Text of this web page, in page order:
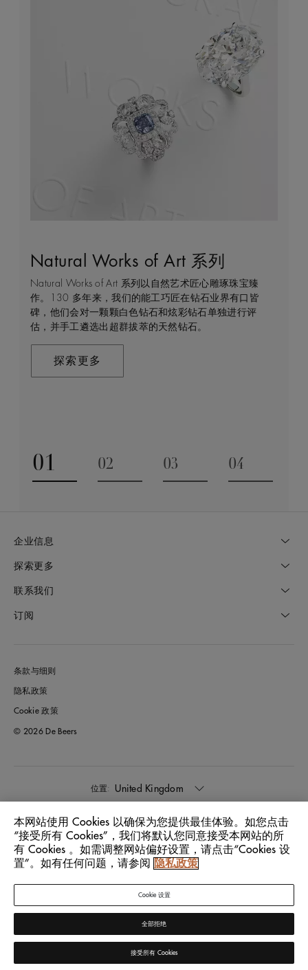
Natural Works of Art 系列
Natural Works of Art 系列以自然艺术匠心雕琢珠宝臻
作。130 多年来，我们的能工巧匠在钻石业界有口皆
碑，他们会对一颗颗白色钻石和炫彩钻石单独进行评
估，并手工遴选出超群拔萃的天然钻石。
探索更多
钻石珠宝艺术
作为开创钻石珠宝艺术的先行者，我们占据得天独厚的
优势，可监管和把控珠宝制作的整个过程，从钻石原钻
的挖掘与开采，到蜕变为传世珍宝的瞬间。我们潜心探
索并捕捉大自然稀世奇珍的璀璨魅力，运用精湛匠艺制
合。这一旅程通过严苛的标准和无出其右的专业知识驱
守护永恒
我们每一天都在亲眼见证天然钻石的弥足珍贵，不仅仅
是佩戴者，而是在这一旅程中与钻石有过交集的所有
人。正因如此我们致力于确保每一颗发掘的钻石都能为
开采当地的民众和环境带来持久的积极影响。我们将这
发点。
客户服务
无论是线上购物或线下实体店，我们始终致力于为您提
供个性化的购物体验。安排店内或线上预约，通过私人
咨询获得专家帮助和指导。
联系我们
01
Go to slide 1
02
03
04
企业信息
探索更多
联系我们
订阅
条款与细则
隐私政策
Cookie 政策
© 2026 De Beers
位置: United Kingdom
语言: 中文
本网站使用 Cookies 以确保为您提供最佳体验。如您点击
“接受所有 Cookies”，我们将默认您同意接受本网站的所
有 Cookies 。如需调整网站偏好设置，请点击“Cookies 设
置”。如有任何问题，请参阅
隐私政策
Cookie 设置
全部拒绝
接受所有 Cookies